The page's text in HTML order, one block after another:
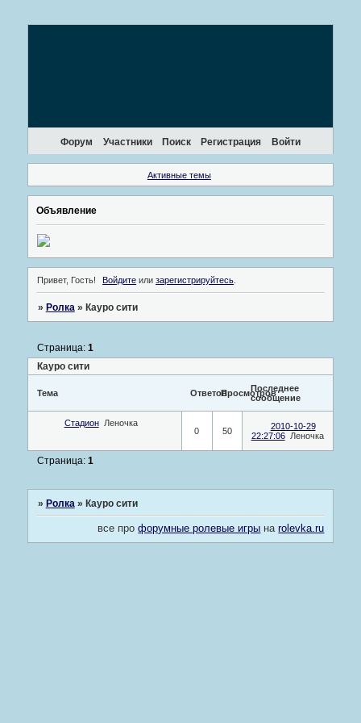
Форум Участники Поиск Регистрация Войти
Активные темы
Объявление
Привет, Гость! Войдите илизарегистрируйтесь
» Ролка » Кауро сити
Кауро сити
Страница: 1
Тема ОтветовПросмотровПоследнее
сообщение
Стадион
Леночка
0
50
2010-10-29
22:27:06
Леночка
Страница: 1
» Ролка » Кауро сити
все профорумные ролевые игры наrolevka.ru